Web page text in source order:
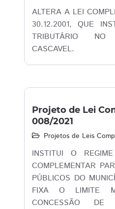
ALTERA A LEI
30.12.2001, QUE
TRIBUTÁRIO
CASCAVEL.
Projeto de Lei
008/2021
Projetos de Leis
INSTITUI O
COMPLEMENTAR
PÚBLICOS DO
FIXA O LIMITE
CONCESSÃO DE